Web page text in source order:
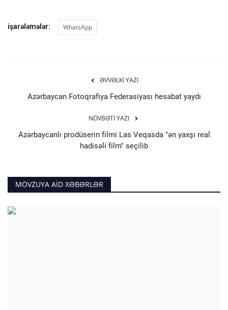
işarələmələr: WhatsApp
ƏVVƏLKI YAZI
Azərbaycan Fotoqrafiya Federasiyası hesabat yaydı
NÖVBƏTI YAZI
Azərbaycanlı prodüserin filmi Las Veqasda "ən yaxşı real
hadisəli film" seçilib
MÖVZUYA AID XƏBƏRLƏR